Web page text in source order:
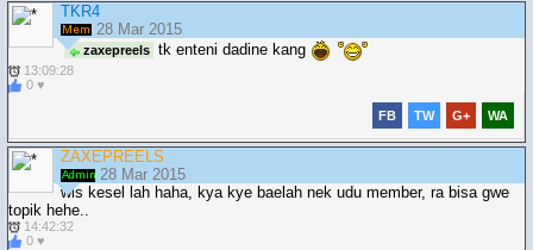
TKR4
28 Mar 2015
zaxepreels tk enteni dadine kang
13:09:28
0 ♥
FB TW G+ WA
ZAXEPREELS
28 Mar 2015
wis kesel lah haha, kya kye baelah nek udu member, ra bisa gwe
topik hehe..
14:42:32
0 ♥